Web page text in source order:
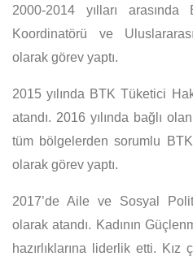
2000-2014 yılları arasında
Koordinatörü ve
olarak görev yaptı.
2015 yılında BTK Tüketici
atandı. 2016 yılında bağlı
tüm bölgelerden sorumlu BTK
olarak görev yaptı.
2017’de Aile ve Sosyal
olarak atandı. Kadının
hazırlıklarına liderlik etti.